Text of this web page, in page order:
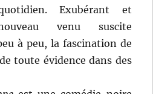
Exubérant et
venu suscite
à peu, la fascination de
toute évidence dans des